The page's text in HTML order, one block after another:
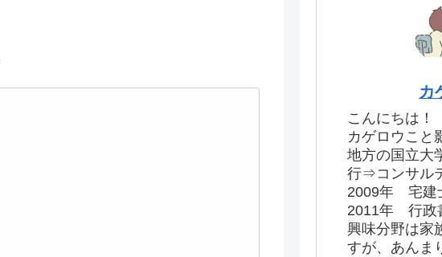
カ
こんにちは！
カゲロウこと
地方の国立大
行⇒コンサル
2009年 宅建
2011年 行政
興味分野は家
すが、あんま